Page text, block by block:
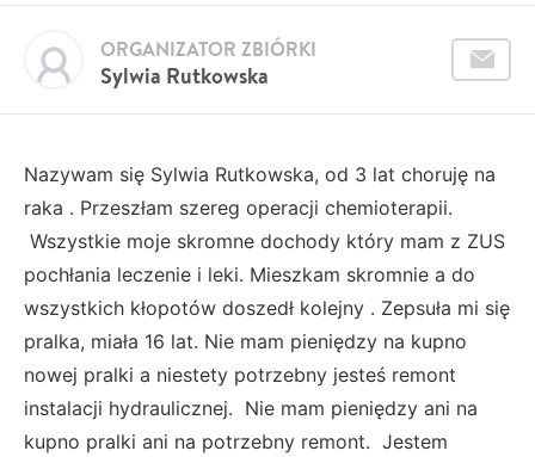
Sylwia Rutkowska
ORGANIZATOR ZBIÓRKI
Nazywam się Sylwia Rutkowska, od 3 lat choruję na
raka . Przeszłam szereg operacji chemioterapii.
Wszystkie moje skromne dochody który mam z ZUS
pochłania leczenie i leki. Mieszkam skromnie a do
wszystkich kłopotów doszedł kolejny . Zepsuła mi się
pralka, miała 16 lat. Nie mam pieniędzy na kupno
nowej pralki a niestety potrzebny jesteś remont
instalacji hydraulicznej. Nie mam pieniędzy ani na
kupno pralki ani na potrzebny remont. Jestem